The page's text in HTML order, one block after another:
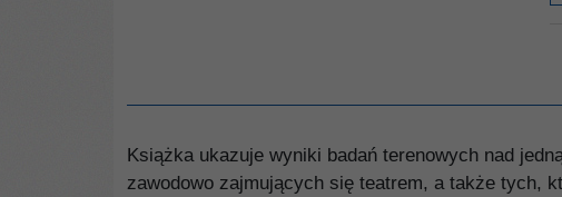
Książka ukazuje wyniki badań terenowych nad
zawodowo zajmujących się teatrem, a także tych,